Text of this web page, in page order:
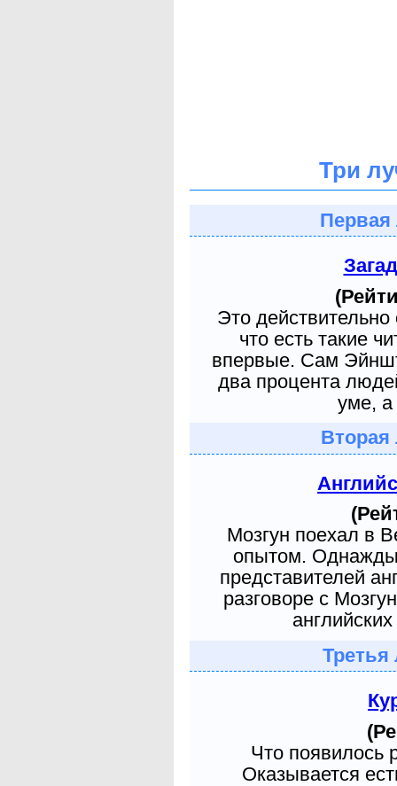
Три
Первая
Это
что есть такие
впервые. Сам
два процента
уме, а
Вторая
Мозгун поехал в
опытом. Однажды
представителей
разговоре с
Третья
Что появилось
Оказывается